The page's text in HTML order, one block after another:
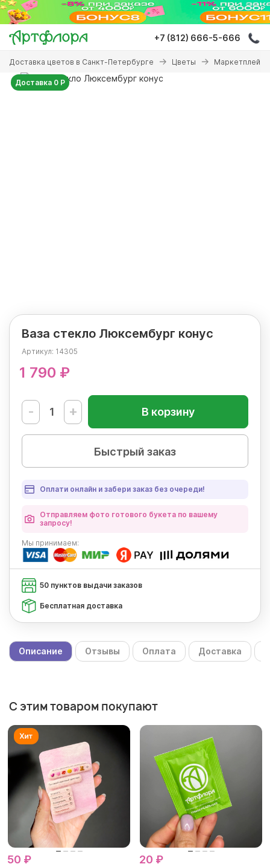
Перейти
основному
содержанию
+7 (812) 666-5-666
Вы
здесь
Доставка цветов в Санкт-Петербурге Цветы Маркетплейсы
Доставка 0 Р
Ваза стекло Люксембург конус
Артикул: 14305
1 790 ₽
- + В корзину
Быстрый заказ
Оплати онлайн и забери заказ без очереди!
Отправляем фото готового букета по вашему
запросу!
Мы принимаем:
50 пунктов выдачи заказов
Бесплатная доставка
Описание Отзывы Оплата Доставка
С этим товаром покупают
50 ₽ 20 ₽